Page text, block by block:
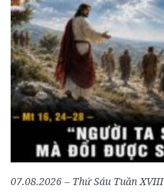
07.08.2026 – Thứ Sáu Tuần